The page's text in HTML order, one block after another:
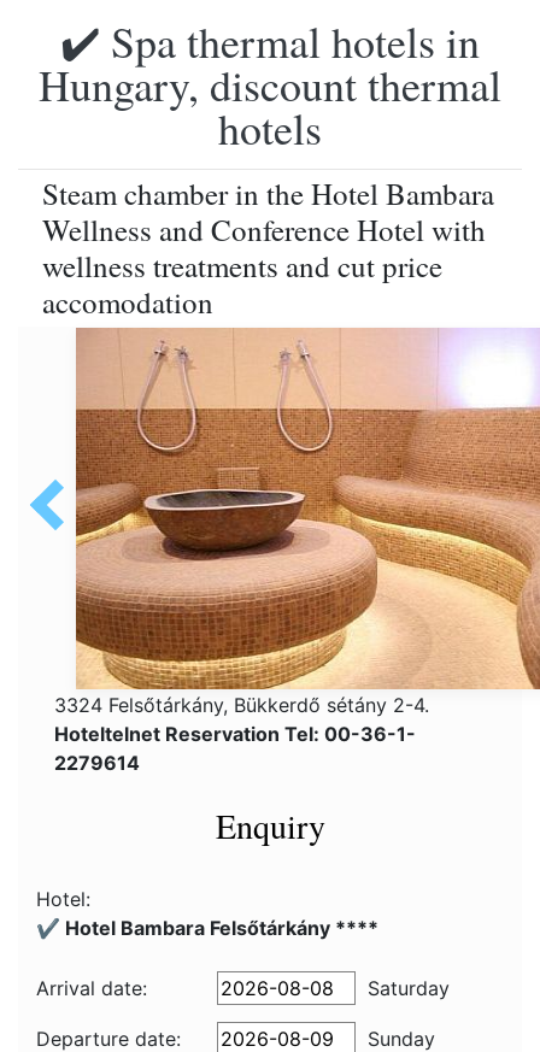
✔️ Spa thermal hotels in
Hungary, discount thermal
hotels
Steam chamber in the Hotel Bambara
Wellness and Conference Hotel with
wellness treatments and cut price
accomodation
3324 Felsőtárkány, Bükkerdő sétány 2-4.
Hoteltelnet Reservation Tel: 00-36-1-
2279614
Enquiry
Hotel:
✔️ Hotel Bambara Felsőtárkány ****
Arrival date: Saturday
Departure date:
Sunday